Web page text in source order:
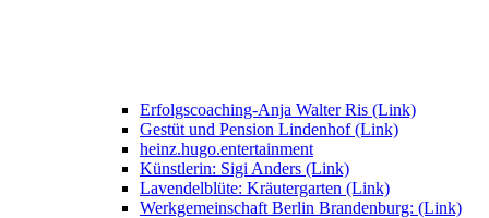
Erfolgscoaching-Anja Walter Ris (Link)
Gestüt und Pension Lindenhof (Link)
heinz.hugo.entertainment
Künstlerin: Sigi Anders (Link)
Lavendelblüte: Kräutergarten (Link)
Werkgemeinschaft Berlin Brandenburg: (Link)